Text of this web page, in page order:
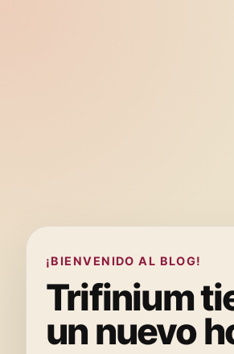
¡BIENVENIDO AL BLOG!
Trifinium
un nuevo